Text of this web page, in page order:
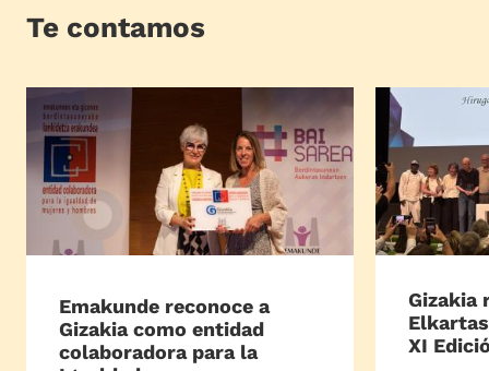
Te contamos
Emakunde reconoce a
Gizakia como entidad
colaboradora para la
Gizakia
XI